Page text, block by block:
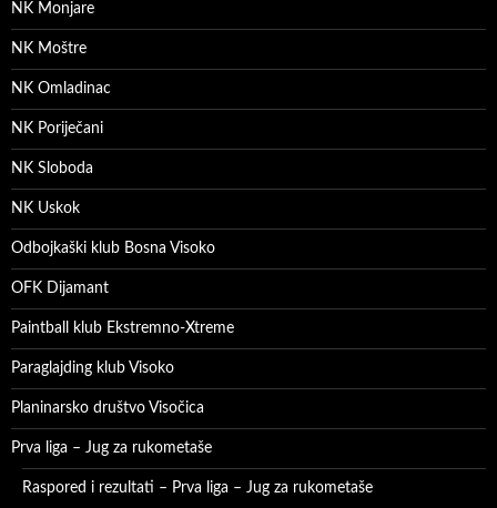
NK Monjare
NK Moštre
NK Omladinac
NK Poriječani
NK Sloboda
NK Uskok
Odbojkaški klub Bosna Visoko
OFK Dijamant
Paintball klub Ekstremno-Xtreme
Paraglajding klub Visoko
Planinarsko društvo Visočica
Prva liga – Jug za rukometaše
Raspored i rezultati – Prva liga – Jug za rukometaše